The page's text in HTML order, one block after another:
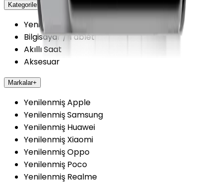
Kategoriler +
Yenilenmiş Cep Telefonu
Bilgisayar / Tablet
Akıllı Saat
Aksesuar
Markalar+
Yenilenmiş Apple
Yenilenmiş Samsung
Yenilenmiş Huawei
Yenilenmiş Xiaomi
Yenilenmiş Oppo
Yenilenmiş Poco
Yenilenmiş Realme